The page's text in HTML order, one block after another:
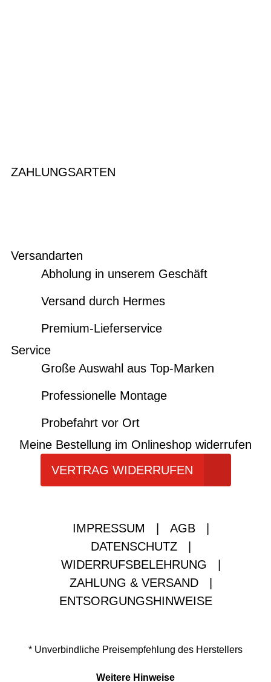
ZAHLUNGSARTEN
Versandarten
Abholung in unserem Geschäft
Versand durch Hermes
Premium-Lieferservice
Service
Große Auswahl aus Top-Marken
Professionelle Montage
Probefahrt vor Ort
Meine Bestellung im Onlineshop widerrufen
VERTRAG WIDERRUFEN
IMPRESSUM AGB
DATENSCHUTZ
WIDERRUFSBELEHRUNG
ZAHLUNG & VERSAND
ENTSORGUNGSHINWEISE
* Unverbindliche Preisempfehlung des Herstellers
Weitere Hinweise